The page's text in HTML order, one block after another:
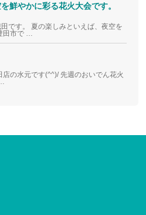
鮮やかに彩る花火大会です。
です。 夏の楽しみといえば、夜空を
田市で …
の水元です(^^)/ 先週のおいでん花火